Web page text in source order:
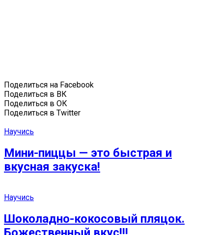
Поделиться на Facebook
Поделиться в ВК
Поделиться в ОК
Поделиться в Twitter
Научись
Мини-пиццы — это быстрая и
вкусная закуска!
Научись
Шоколадно-кокосовый пляцок.